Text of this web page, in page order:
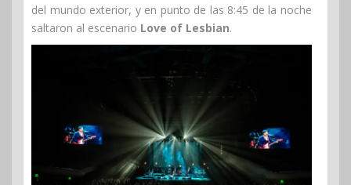
del mundo exterior, y en punto de las 8:45 de la noche
saltaron al escenario Love of Lesbian.